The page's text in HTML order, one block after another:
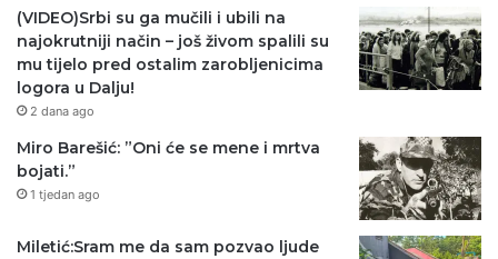
(VIDEO)Srbi su ga mučili i ubili na
najokrutniji način – još živom spalili su
mu tijelo pred ostalim zarobljenicima
logora u Dalju!
2 dana ago
Miro Barešić: ”Oni će se mene i mrtva
bojati.”
1 tjedan ago
Miletić:Sram me da sam pozvao ljude